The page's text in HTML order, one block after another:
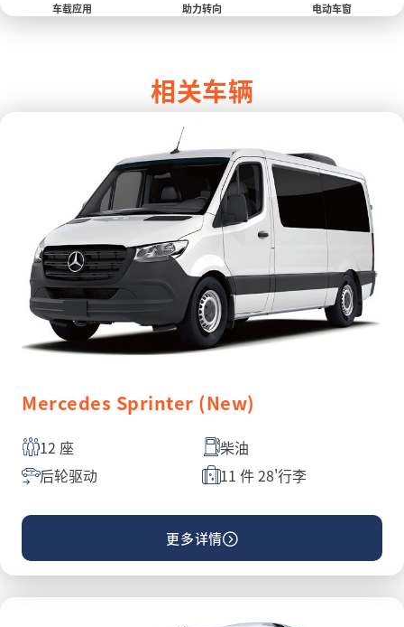
车载应用 助力转向 电动车窗
相关车辆
Mercedes Sprinter (New)
12 座
柴油
后轮驱动
11 件 28'行李
更多详情